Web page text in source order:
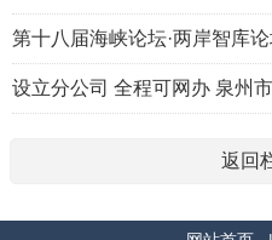
第十八届海峡论坛·两岸智库
设立分公司 全程可网办 泉州
返回